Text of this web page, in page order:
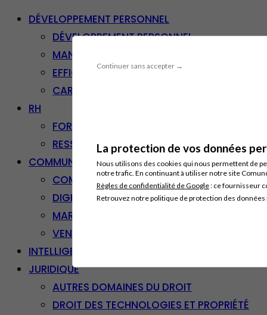
Continuer sans accepter →
La protection de vos données
Nous utilisons des cookies qui nous permettent de
notre trafic. En continuant à utiliser notre site
Règles de confidentialité de Google: ce fournisseur
Retrouvez notre politique de protection des
DÉVELOPPEMENT PERSONNEL
DÉVELOPPEMENT PERSONNEL
MANAGEMENT
EFFICACITÉ PROFESSIONNELLE
CARRIÈRE & RECONVERSION
RH
FORMATION PROFESSIONNELLE
RESSOURCES HUMAINES
COMMUNICATION/DIGITAL
COMMUNICATION
DIGITAL
MARKETING
VENTE – RELATION CLIENT
INTELLIGENCE ARTIFICIELLE
JURIDIQUE
AUTRES DOMAINES DU DROIT
DROIT DES TECHNOLOGIES ET PROPRIÉTÉ